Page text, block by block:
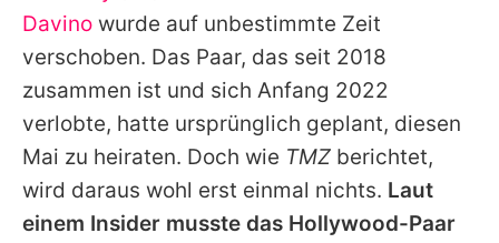
Jobs
App runterladen
Team
Redaktionelle Richtlinien
Impressum
Davino wurde auf unbestimmte Zeit
verschoben. Das Paar, das seit 2018
zusammen ist und sich Anfang 2022
verlobte, hatte ursprünglich geplant, diesen
Mai zu heiraten. Doch wie TMZ berichtet,
wird daraus wohl erst einmal nichts. Laut
einem Insider musste das Hollywood-Paar